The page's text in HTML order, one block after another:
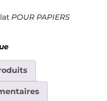
POUR PAPIERS